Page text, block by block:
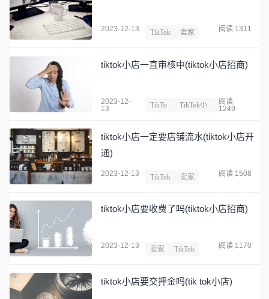
2023-12-13 TikTok 卖家 阅读 1311
tiktok小店一直审核中(tiktok小店招商)
2023-12-
13
TikTo
TikTok小
阅读
1249
tiktok小店一定要店铺流水(tiktok小店开
通)
2023-12-13 TikTok 卖家 阅读 1508
tiktok小店要收费了吗(tiktok小店招商)
2023-12-13 卖家 TikTok 阅读 1170
tiktok小店要交押金吗(tik tok小店)